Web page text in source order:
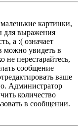
картинки,
для выражения
а :( означает
можно увидеть в
не перестарайтесь,
сообщение
ваше
Администратор
количество
в сообщении.